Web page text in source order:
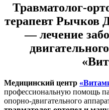
Травматолог-
терапевт Рычков
— лечение
Медицинский центр
профессиональную помощь
опорно-двигательного